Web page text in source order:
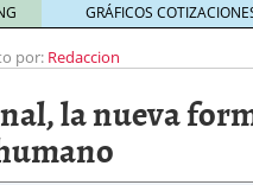
GRÁFICOS
por: Redaccion
la nueva